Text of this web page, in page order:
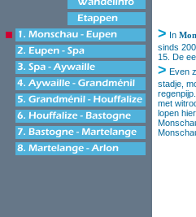
> In
sinds
15. De
> Even
stadje,
met
lopen